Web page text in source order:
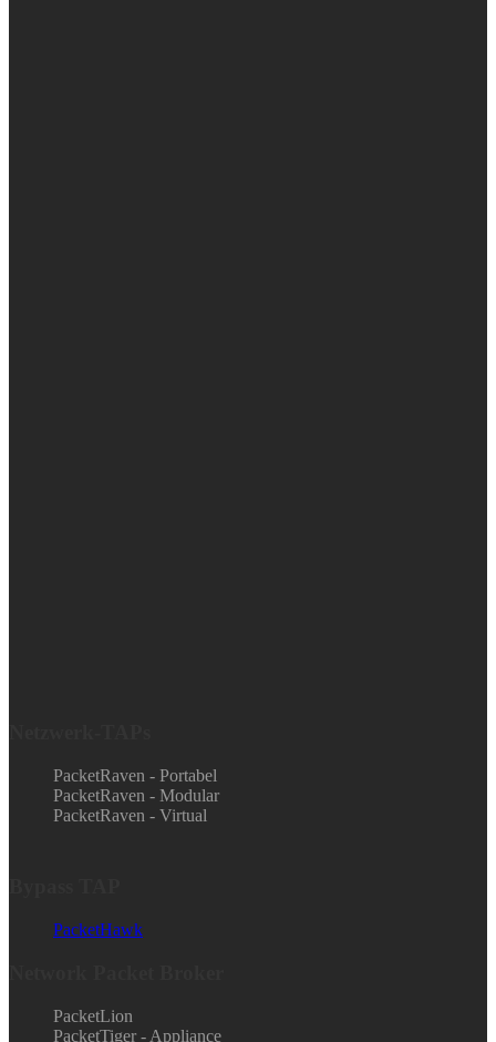
PacketRaven - Portabel
PacketRaven - Modular
PacketRaven - Virtual
PacketHawk
PacketLion
PacketTiger - Appliance